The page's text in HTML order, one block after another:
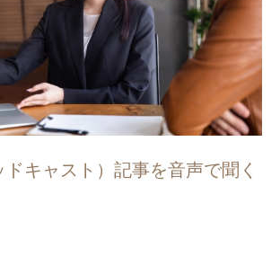
ドキャスト）記事を音声で聞く